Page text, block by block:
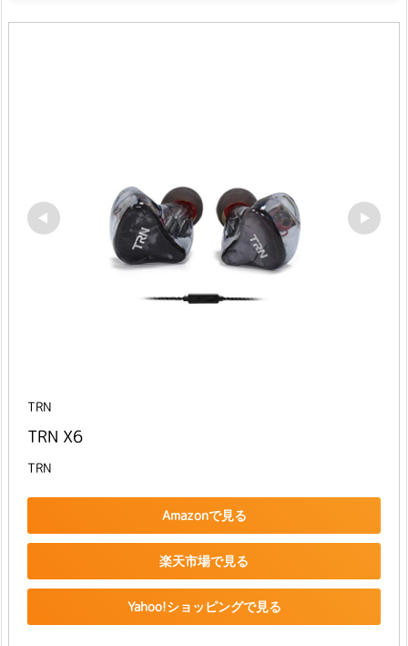
TRN
TRN X6
TRN
Amazonで見る
楽天市場で見る
Yahoo!ショッピングで見る